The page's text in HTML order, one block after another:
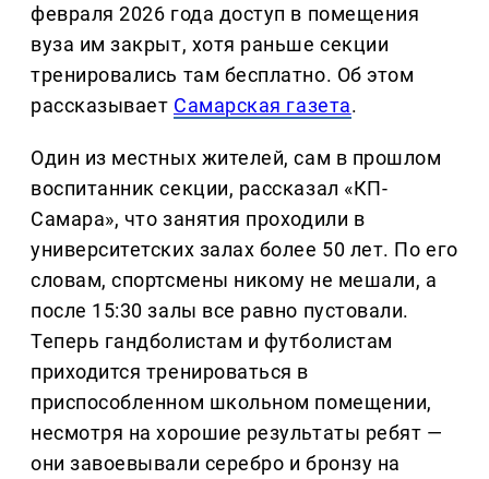
февраля 2026 года доступ в помещения
вуза им закрыт, хотя раньше секции
тренировались там бесплатно. Об этом
рассказывает Самарская газета.
Один из местных жителей, сам в прошлом
воспитанник секции, рассказал «КП-
Самара», что занятия проходили в
университетских залах более 50 лет. По его
словам, спортсмены никому не мешали, а
после 15:30 залы все равно пустовали.
Теперь гандболистам и футболистам
приходится тренироваться в
приспособленном школьном помещении,
несмотря на хорошие результаты ребят —
они завоевывали серебро и бронзу на